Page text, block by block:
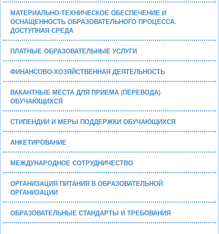
МАТЕРИАЛЬНО-ТЕХНИЧЕСКОЕ ОБЕСПЕЧЕНИЕ И
ОСНАЩЕННОСТЬ ОБРАЗОВАТЕЛЬНОГО ПРОЦЕССА.
ДОСТУПНАЯ СРЕДА
ПЛАТНЫЕ ОБРАЗОВАТЕЛЬНЫЕ УСЛУГИ
ФИНАНСОВО-ХОЗЯЙСТВЕННАЯ ДЕЯТЕЛЬНОСТЬ
ВАКАНТНЫЕ МЕСТА ДЛЯ ПРИЕМА (ПЕРЕВОДА)
ОБУЧАЮЩИХСЯ
СТИПЕНДИИ И МЕРЫ ПОДДЕРЖКИ ОБУЧАЮЩИХСЯ
АНКЕТИРОВАНИЕ
МЕЖДУНАРОДНОЕ СОТРУДНИЧЕСТВО
ОРГАНИЗАЦИЯ ПИТАНИЯ В ОБРАЗОВАТЕЛЬНОЙ
ОРГАНИЗАЦИИ
ОБРАЗОВАТЕЛЬНЫЕ СТАНДАРТЫ И ТРЕБОВАНИЯ